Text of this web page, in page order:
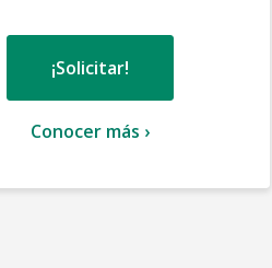
¡Solicitar!
Conocer más ›